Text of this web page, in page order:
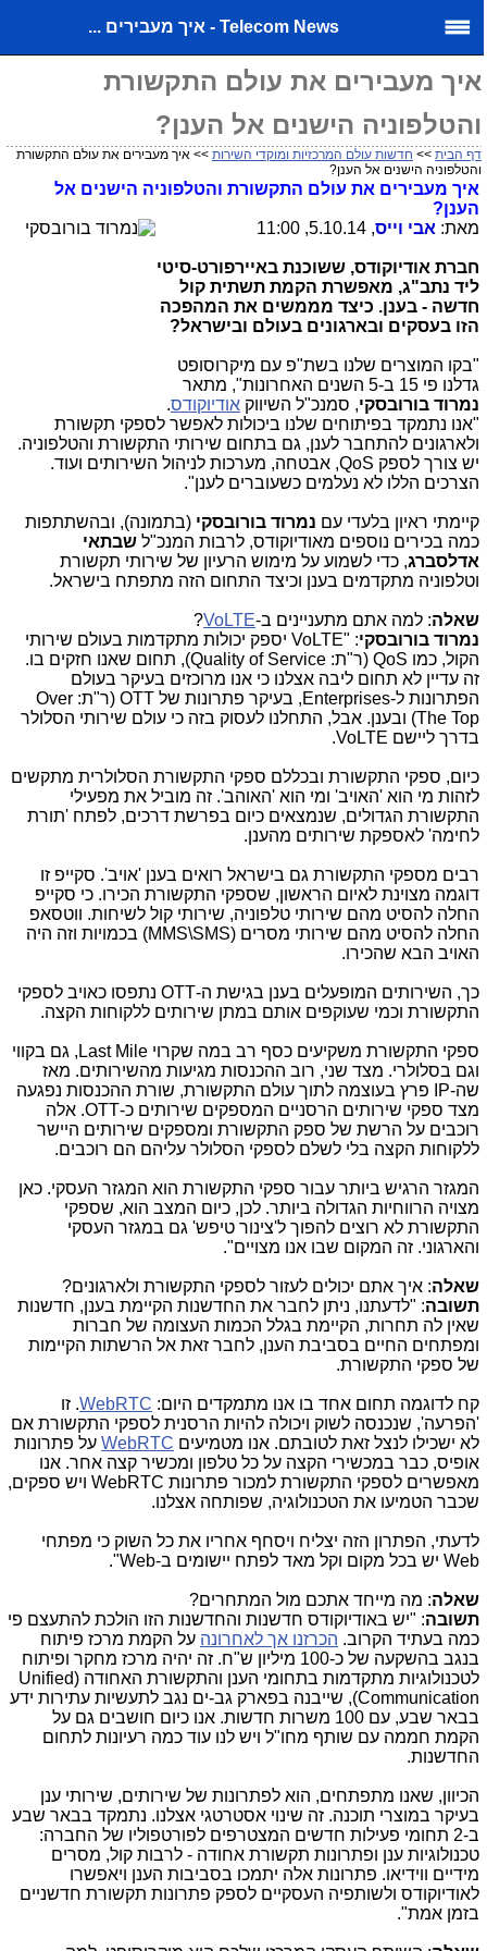
Telecom News - איך מעבירים ...
איך מעבירים את עולם התקשורת
והטלפוניה הישנים אל הענן?
דף הבית>> חדשות עולם המרכזיות ומוקדי השירות>> איך מעבירים את עולם התקשורת
והטלפוניה הישנים אל הענן?
איך מעבירים את עולם התקשורת והטלפוניה הישנים אל
הענן?
מאת: אבי וייס, 5.10.14, 11:00
חברת אודיוקודס, ששוכנת באיירפורט-סיטי
ליד נתב"ג, מאפשרת הקמת תשתית קול
חדשה - בענן. כיצד מממשים את המהפכה
הזו בעסקים ובארגונים בעולם ובישראל?
"בקו המוצרים שלנו בשת"פ עם מיקרוסופט
גדלנו פי 15 ב-5 השנים האחרונות", מתאר
נמרוד בורובסקי, סמנכ"ל השיווק אודיוקודס.
"אנו נתמקד בפיתוחים שלנו ביכולות לאפשר לספקי תקשורת
ולארגונים להתחבר לענן, גם בתחום שירותי התקשורת והטלפוניה.
יש צורך לספק QoS, אבטחה, מערכות לניהול השירותים ועוד.
הצרכים הללו לא נעלמים כשעוברים לענן".
קיימתי ראיון בלעדי עם נמרוד בורובסקי (בתמונה), ובהשתתפות
כמה בכירים נוספים מאודיוקודס, לרבות המנכ"ל שבתאי
אדלסברג, כדי לשמוע על מימוש הרעיון של שירותי תקשורת
וטלפוניה מתקדמים בענן וכיצד התחום הזה מתפתח בישראל.
שאלה: למה אתם מתעניינים ב-VoLTE
?
נמרוד בורובסקי: "
VoLTEיספק יכולות מתקדמות בעולם שירותי
הקול, כמו QoS(ר"ת: Quality of Service), תחום שאנו חזקים בו.
זה עדיין לא תחום ליבה אצלנו כי אנו מרוכזים בעיקר בעולם
הפתרונות ל-Enterprises, בעיקר פתרונות של OTT(ר"ת: Over
The Top) ובענן. אבל, התחלנו לעסוק בזה כי עולם שירותי הסלולר
בדרך ליישם VoLTE
.
כיום, ספקי התקשורת ובכללם ספקי התקשורת הסלולרית מתקשים
לזהות מי הוא 'האויב' ומי הוא 'האוהב'. זה מוביל את מפעילי
התקשורת הגדולים, שנמצאים כיום בפרשת דרכים, לפתח 'תורת
לחימה' לאספקת שירותים מהענן.
רבים מספקי התקשורת גם בישראל רואים בענן 'אויב'. סקייפ זו
דוגמה מצוינת לאיום הראשון, שספקי התקשורת הכירו. כי סקייפ
החלה להסיט מהם שירותי טלפוניה, שירותי קול לשיחות. ווטסאפ
החלה להסיט מהם שירותי מסרים (SMS
\
MMS) בכמויות וזה היה
האויב הבא שהכירו.
כך, השירותים המופעלים בענן בגישת ה-OTTנתפסו כאויב לספקי
התקשורת וכמי שעוקפים אותם במתן שירותים ללקוחות הקצה.
ספקי התקשורת משקיעים כסף רב במה שקרוי Last Mile , גם בקווי
וגם בסלולרי. מצד שני, רוב ההכנסות מגיעות מהשירותים. מאז
שה-IP
פרץ בעוצמה לתוך עולם התקשורת, שורת ההכנסות נפגעה
מצד ספקי שירותים הרסניים המספקים שירותים כ-OTT. אלה
רוכבים על הרשת של ספק התקשורת ומספקים שירותים היישר
ללקוחות הקצה בלי לשלם לספקי הסלולר עליהם הם רוכבים.
המגזר הרגיש ביותר עבור ספקי התקשורת הוא המגזר העסקי. כאן
מצויה הרווחיות הגדולה ביותר. לכן, כיום המצב הוא, שספקי
התקשורת לא רוצים להפוך ל'צינור טיפש' גם במגזר העסקי
והארגוני. זה המקום שבו אנו מצויים".
שאלה: איך אתם יכולים לעזור לספקי התקשורת ולארגונים?
תשובה: "לדעתנו, ניתן לחבר את החדשנות הקיימת בענן, חדשנות
שאין לה תחרות, הקיימת בגלל הכמות העצומה של חברות
ומפתחים החיים בסביבת הענן, לחבר זאת אל הרשתות הקיימות
של ספקי התקשורת.
קח לדוגמה תחום אחד בו אנו מתמקדים היום: WebRTC. זו
'הפרעה', שנכנסה לשוק ויכולה להיות הרסנית לספקי התקשורת אם
לא ישכילו לנצל זאת לטובתם. אנו מטמיעים WebRTCעל פתרונות
אופיס, כבר במכשירי הקצה על כל טלפון ומכשיר קצה אחר. אנו
מאפשרים לספקי התקשורת למכור פתרונות WebRTCויש ספקים,
שכבר הטמיעו את הטכנולוגיה, שפותחה אצלנו.
לדעתי, הפתרון הזה יצליח ויסחף אחריו את כל השוק כי מפתחי
Webיש בכל מקום וקל מאד לפתח יישומים ב-Web
".
שאלה: מה מייחד אתכם מול המתחרים?
תשובה: "יש באודיוקודס חדשנות והחדשנות הזו הולכת להתעצם פי
כמה בעתיד הקרוב. הכרזנו אך לאחרונהעל הקמת מרכז פיתוח
בנגב בהשקעה של כ-100 מיליון ש"ח. זה יהיה מרכז מחקר ופיתוח
לטכנולוגיות מתקדמות בתחומי הענן והתקשורת האחודה (Unified
Communication), שייבנה בפארק גב-ים נגב לתעשיות עתירות ידע
בבאר שבע, עם 100 משרות חדשות. אנו כיום חושבים גם על
הקמת חממה עם שותף מחו"ל ויש לנו עוד כמה רעיונות לתחום
החדשנות.
הכיוון, שאנו מתפתחים, הוא לפתרונות של שירותים, שירותי ענן
בעיקר במוצרי תוכנה. זה שינוי אסטרטגי אצלנו. נתמקד בבאר שבע
ב-2 תחומי פעילות חדשים המצטרפים לפורטפוליו של החברה:
טכנולוגיות ענן ופתרונות תקשורת אחודה - לרבות קול, מסרים
מידיים ווידיאו. פתרונות אלה יתמכו בסביבות הענן ויאפשרו
לאודיוקודס ולשותפיה העסקיים לספק פתרונות תקשורת חדשניים
בזמן אמת".